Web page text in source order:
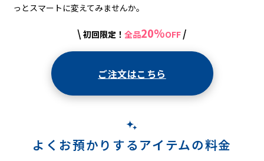
っとスマートに変えてみませんか。
\ 初回限定！ 全品20%OFF /
ご注文はこちら
よくお預かりするアイテムの料金